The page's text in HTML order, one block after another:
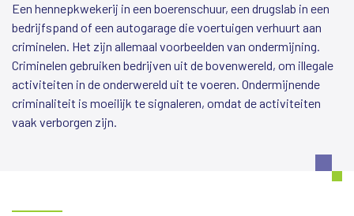
Een hennepkwekerij in een boerenschuur, een drugslab in een
bedrijfspand of een autogarage die voertuigen verhuurt aan
criminelen. Het zijn allemaal voorbeelden van ondermijning.
Criminelen gebruiken bedrijven uit de bovenwereld, om illegale
activiteiten in de onderwereld uit te voeren. Ondermijnende
criminaliteit is moeilijk te signaleren, omdat de activiteiten
vaak verborgen zijn.